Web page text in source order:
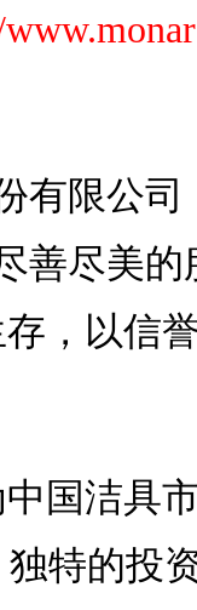
有限公
善尽美
，以信
国洁具
特的投